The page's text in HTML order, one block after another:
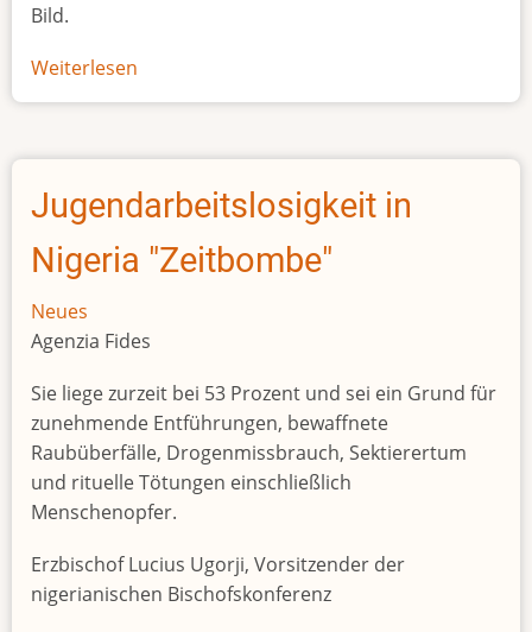
Bild.
Weiterlesen
Afrikas
Größe
Jugendarbeitslosigkeit in
Nigeria "Zeitbombe"
Neues
Agenzia Fides
Sie liege zurzeit bei 53 Prozent und sei ein Grund für
zunehmende Entführungen, bewaffnete
Raubüberfälle, Drogenmissbrauch, Sektierertum
und rituelle Tötungen einschließlich
Menschenopfer.
Erzbischof Lucius Ugorji, Vorsitzender der
nigerianischen Bischofskonferenz